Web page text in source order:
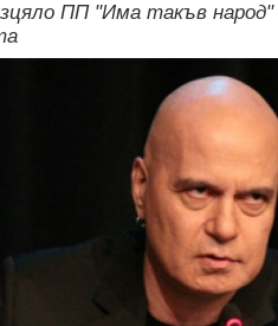
ПП "Има такъв